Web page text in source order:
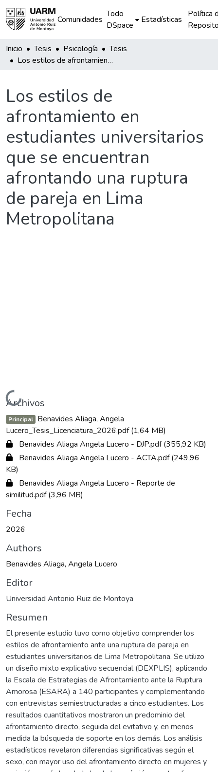
Comunidades
Todo
DSpace
Estadísticas
Política
Inicio Tesis Psicología
Tesis
Los estilos de afrontamiento en estudiantes universitarios que se encuentran afrontando una ruptura de pareja en Lima Metropolitana
Los estilos de
afrontamiento en
estudiantes universitarios
que se encuentran
afrontando una ruptura
de pareja en Lima
Metropolitana
Cargando...
Archivos
Principal Benavides Aliaga, Angela
Lucero_Tesis_Licenciatura_2026.pdf(1,64 MB)
Benavides Aliaga Angela Lucero - DJP.pdf(355,92 KB)
Benavides Aliaga Angela Lucero - ACTA.pdf(249,96
KB)
Benavides Aliaga Angela Lucero - Reporte de
similitud.pdf(3,96 MB)
Fecha
2026
Authors
Benavides Aliaga, Angela Lucero
Editor
Universidad Antonio Ruiz de Montoya
Resumen
El presente estudio tuvo como objetivo comprender los
estilos de afrontamiento ante una ruptura de pareja en
estudiantes universitarios de Lima Metropolitana. Se utilizo
un diseño mixto explicativo secuencial (DEXPLIS), aplicando
la Escala de Estrategias de Afrontamiento ante la Ruptura
Amorosa (ESARA) a 140 participantes y complementando
con entrevistas semiestructuradas a cinco estudiantes. Los
resultados cuantitativos mostraron un predominio del
afrontamiento directo, seguida del evitativo y, en menos
medida la búsqueda de soporte en los demás. Los análisis
estadísticos revelaron diferencias significativas según el
sexo, con mayor uso del afrontamiento directo en mujeres y